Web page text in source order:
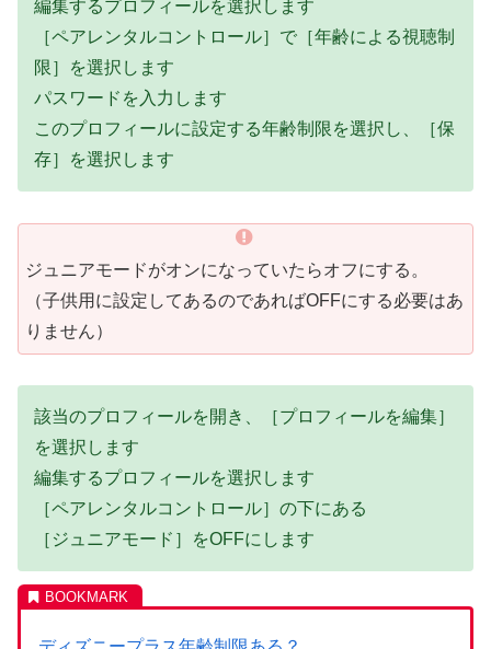
編集するプロフィールを選択します
［ペアレンタルコントロール］で［年齢による視聴制
限］を選択します
パスワードを入力します
このプロフィールに設定する年齢制限を選択し、［保
存］を選択します
ジュニアモードがオンになっていたらオフにする。
（子供用に設定してあるのであればOFFにする必要はあ
りません）
該当のプロフィールを開き、［プロフィールを編集］
を選択します
編集するプロフィールを選択します
［ペアレンタルコントロール］の下にある
［ジュニアモード］をOFFにします